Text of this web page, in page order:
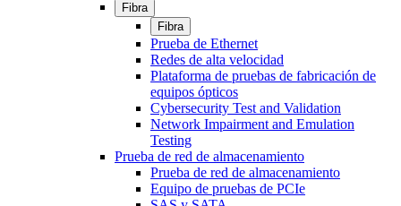
Fibra
Fibra
Prueba de Ethernet
Redes de alta velocidad
Plataforma de pruebas de fabricación de
equipos ópticos
Cybersecurity Test and Validation
Network Impairment and Emulation
Testing
Prueba de red de almacenamiento
Prueba de red de almacenamiento
Equipo de pruebas de PCIe